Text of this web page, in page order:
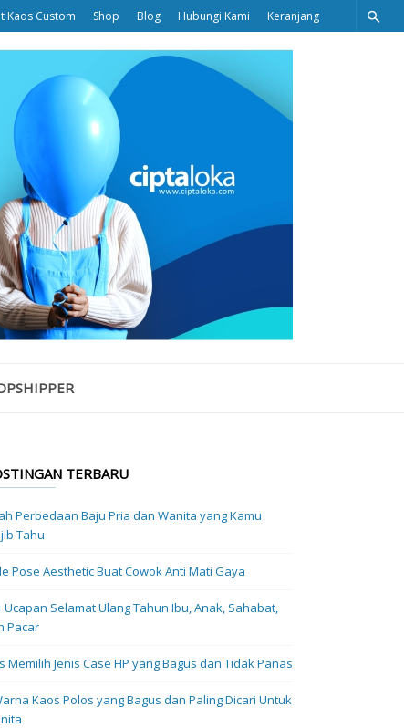
Kaos Custom Shop Blog Hubungi Kami Keranjang
TERBARU
Perbedaan Baju Pria dan Wanita yang Kamu
Tahu
Pose Aesthetic Buat Cowok Anti Mati Gaya
Ucapan Selamat Ulang Tahun Ibu, Anak, Sahabat,
Pacar
Memilih Jenis Case HP yang Bagus dan Tidak Panas
Kaos Polos yang Bagus dan Paling Dicari Untuk